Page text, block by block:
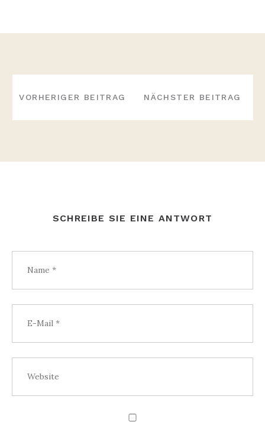
NAVIGATION
VORHERIGER BEITRAG NÄCHSTER BEITRAG
SCHREIBE SIE EINE ANTWORT